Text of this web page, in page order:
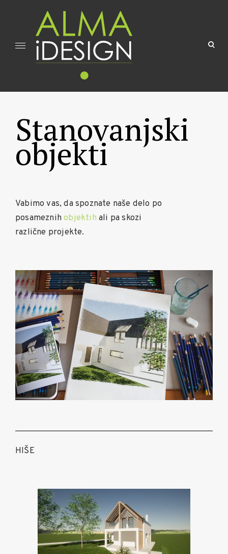
Stanovanjski
objekti
Vabimo vas, da spoznate naše delo po
posameznihobjektih ali pa skozi
različne projekte.
HIŠE